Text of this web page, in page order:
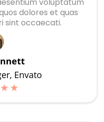
dolores et quas
sint occaecati.
Envato